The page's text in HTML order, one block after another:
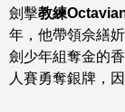
劍擊教練
年，他帶領佘繕
劍少年組奪金的
人賽勇奪銀牌，